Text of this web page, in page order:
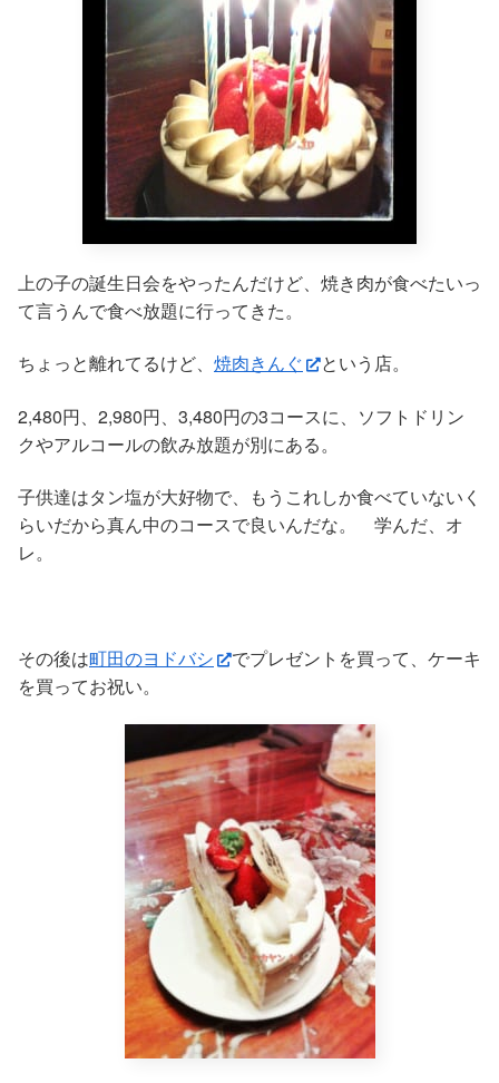
上の子の誕生日会をやったんだけど、焼き肉が食べたいっ
て言うんで食べ放題に行ってきた。
ちょっと離れてるけど、 焼肉きんぐ という店。
2,480円、2,980円、3,480円の3コースに、ソフトドリン
クやアルコールの飲み放題が別にある。
子供達はタン塩が大好物で、もうこれしか食べていないく
らいだから真ん中のコースで良いんだな。 学んだ、オ
レ。
その後は町田のヨドバシ
でプレゼントを買って、ケーキ
を買ってお祝い。